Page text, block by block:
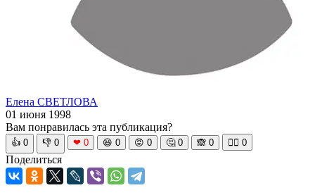
Елена СВЕТЛОВА
01 июня 1998
Вам понравилась эта публикация?
👍 0 👎 0 ❤ 0 😆 0 😡 0 🤔 0 🙈 0 🧘‍♀️ 0
Поделиться